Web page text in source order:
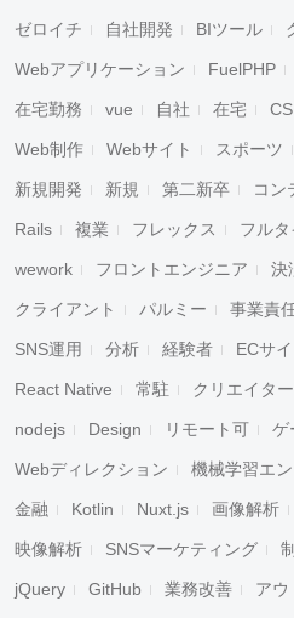
キャンセル
ゼロイチ 自社開発 BIツール
Webアプリケーション FuelPHP
在宅勤務 vue 自社 在宅 CS
Web制作 Webサイト スポーツ
新規開発 新規 第二新卒 コン
Rails 複業 フレックス フルタ
wework フロントエンジニア 決
クライアント パルミー 事業責
SNS運用 分析 経験者 ECサイ
React Native 常駐 クリエイター
nodejs Design リモート可 ゲ
Webディレクション 機械学習エ
金融 Kotlin Nuxt.js 画像解析
映像解析 SNSマーケティング
jQuery GitHub 業務改善 アウ